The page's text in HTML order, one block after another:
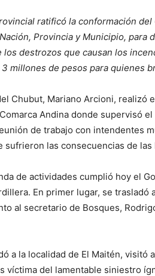
ratificó la conformación
Provincia y Municipio, para
destrozos que causan los
millones de pesos para quienes
Chubut, Mariano Arcioni, realizó
Andina donde supervisó
de trabajo con intendentes
sufrieron las consecuencias de las
de actividades cumplió hoy el
En primer lugar, se trasladó
al secretario de Bosques,
a la localidad de El Maitén,
víctima del lamentable siniestro